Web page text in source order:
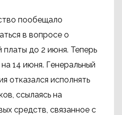
пообещало
в вопросе о
платы до 2 июня. Теперь
14 июня. Генеральный
отказался исполнять
ссылаясь на
средств, связанное с